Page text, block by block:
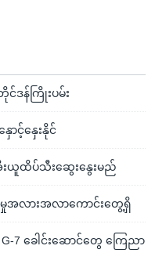
င်ဒန်ကြိုးပမ်း
ာင့်နှေးနိုင်
ယူထိပ်သီးဆွေးနွေးမည်
အလားအလာကောင်းတွေ့ရှိ
7 ခေါင်းဆောင်တွေ ကြေညာ